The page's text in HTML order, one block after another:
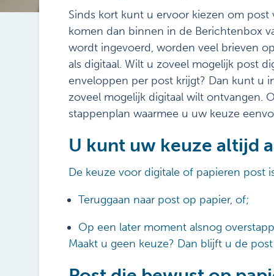
Sinds kort kunt u ervoor kiezen om
komen dan binnen in de Berichtenbox
wordt ingevoerd, worden veel brieven
als digitaal. Wilt u zoveel mogelijk post
enveloppen per post krijgt? Dan kunt u
zoveel mogelijk digitaal wilt ontvangen.
stappenplan waarmee u uw keuze
U kunt uw keuze altijd
De keuze voor digitale of papieren
Teruggaan naar post op papier, of;
Op een later moment alsnog
Maakt u geen keuze? Dan blijft u de